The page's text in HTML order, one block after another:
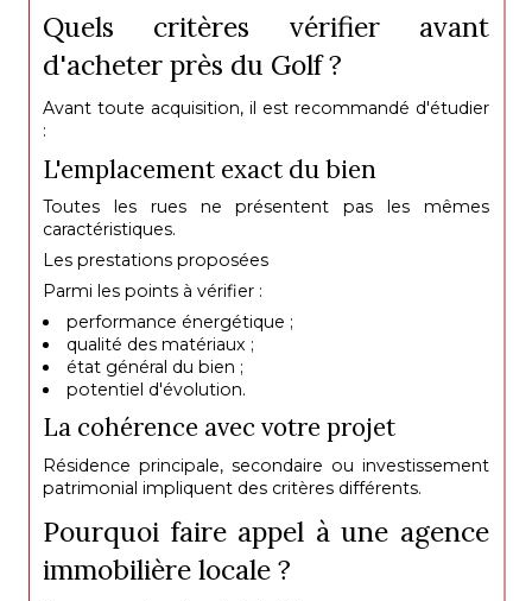
Quels critères vérifier avant
d'acheter près du Golf ?
Avant toute acquisition, il est recommandé d'étudier
:
L'emplacement exact du bien
Toutes les rues ne présentent pas les mêmes
caractéristiques.
Les prestations proposées
Parmi les points à vérifier :
performance énergétique ;
qualité des matériaux ;
état général du bien ;
potentiel d'évolution.
La cohérence avec votre projet
Résidence principale, secondaire ou investissement
patrimonial impliquent des critères différents.
Pourquoi faire appel à une agence
immobilière locale ?